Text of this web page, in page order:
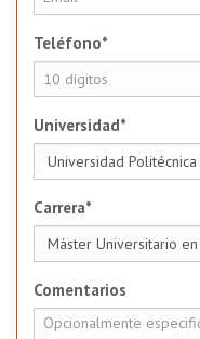
Teléfono*
Universidad*
Carrera*
Comentarios